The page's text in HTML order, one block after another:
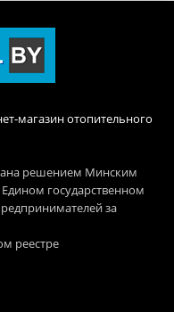
магазин отопительного
решением Минским
государственном
за
реестре